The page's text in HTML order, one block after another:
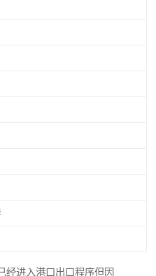
经进入港口出口程序但因